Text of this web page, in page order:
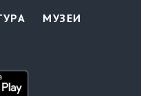
МУЗЕИ